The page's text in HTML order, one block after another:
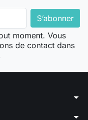
moment. Vous
de contact dans
arrow_drop_down
arrow_drop_down